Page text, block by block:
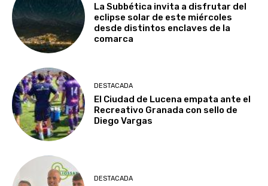
La Subbética invita a disfrutar del
eclipse solar de este miércoles
desde distintos enclaves de la
comarca
DESTACADA
El Ciudad de Lucena empata ante el
Recreativo Granada con sello de
Diego Vargas
DESTACADA